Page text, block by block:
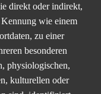
direkt oder indirekt,
wie einem
zu einer
besonderen
physiologischen,
kulturellen oder